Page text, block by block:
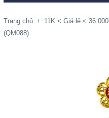
Trang chủ + 11K < Giá lẻ < 36.000
(QM088)